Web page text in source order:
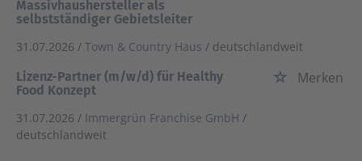
Massivhaushersteller als
selbstständiger Gebietsleiter
31.07.2026 / Town & Country Haus / deutschlandweit
Lizenz-Partner (m/w/d) für Healthy
Food Konzept
Merken
31.07.2026 / Immergrün Franchise GmbH /
deutschlandweit